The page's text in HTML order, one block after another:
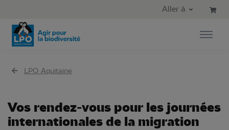
Aller au menu principal
Aller à
LPO Aquitaine
Vos rendez-vous pour les journées
internationales de la migration